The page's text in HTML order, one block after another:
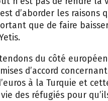
d’aborder les raisons
que de faire
du côté
d’accord
à la Turquie et
des réfugiés pour